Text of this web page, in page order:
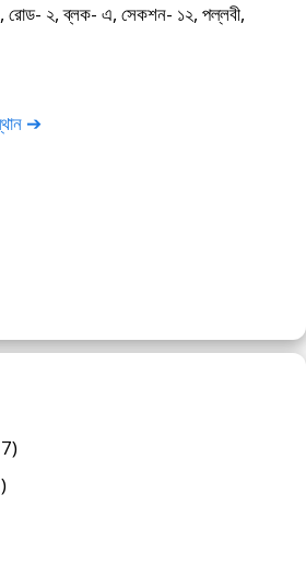
রোড- ২, ব্লক- এ, সেকশন- ১২, পল্লবী,
➔